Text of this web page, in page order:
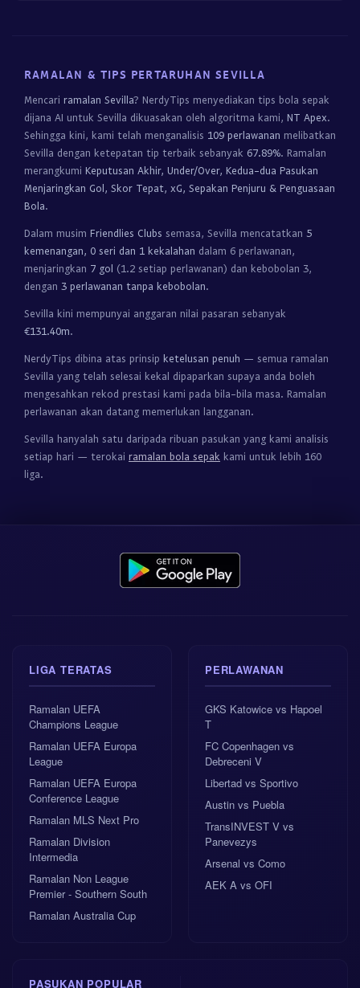
RAMALAN & TIPS PERTARUHAN SEVILLA
Mencari ramalan Sevilla? NerdyTips menyediakan tips bola sepak
dijana AI untuk Sevilla dikuasakan oleh algoritma kami, NT Apex.
Sehingga kini, kami telah menganalisis 109 perlawanan melibatkan
Sevilla dengan ketepatan tip terbaik sebanyak 67.89%. Ramalan
merangkumi Keputusan Akhir, Under/Over, Kedua-dua Pasukan
Menjaringkan Gol, Skor Tepat, xG, Sepakan Penjuru & Penguasaan
Bola.
Dalam musim Friendlies Clubs semasa, Sevilla mencatatkan 5
kemenangan, 0 seri dan 1 kekalahan dalam 6 perlawanan,
menjaringkan 7 gol (1.2 setiap perlawanan) dan kebobolan 3,
dengan 3 perlawanan tanpa kebobolan.
Sevilla kini mempunyai anggaran nilai pasaran sebanyak
€131.40m.
NerdyTips dibina atas prinsip ketelusan penuh — semua ramalan
Sevilla yang telah selesai kekal dipaparkan supaya anda boleh
mengesahkan rekod prestasi kami pada bila-bila masa. Ramalan
perlawanan akan datang memerlukan langganan.
Sevilla hanyalah satu daripada ribuan pasukan yang kami analisis
setiap hari — terokai ramalan bola sepak kami untuk lebih 160
liga.
LIGA TERATAS
Ramalan UEFA
Champions League
Ramalan UEFA Europa
League
Ramalan UEFA Europa
Conference League
Ramalan MLS Next Pro
Ramalan Division
Intermedia
Ramalan Non League
Premier - Southern South
Ramalan Australia Cup
PERLAWANAN
GKS Katowice vs Hapoel
T
FC Copenhagen vs
Debreceni V
Libertad vs Sportivo
Austin vs Puebla
TransINVEST V vs
Panevezys
Arsenal vs Como
AEK A vs OFI
PASUKAN POPULAR